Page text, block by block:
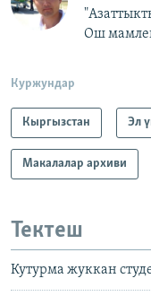
Ош
Куржундар
Кыргызстан Эл
Макалалар архиви
Тектеш
Кутурма жуккан